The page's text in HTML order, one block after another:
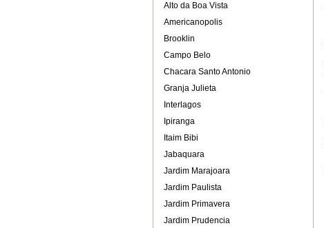
Alto da Boa Vista
Americanopolis
Brooklin
Campo Belo
Chacara Santo Antonio
Granja Julieta
Interlagos
Ipiranga
Itaim Bibi
Jabaquara
Jardim Marajoara
Jardim Paulista
Jardim Primavera
Jardim Prudencia